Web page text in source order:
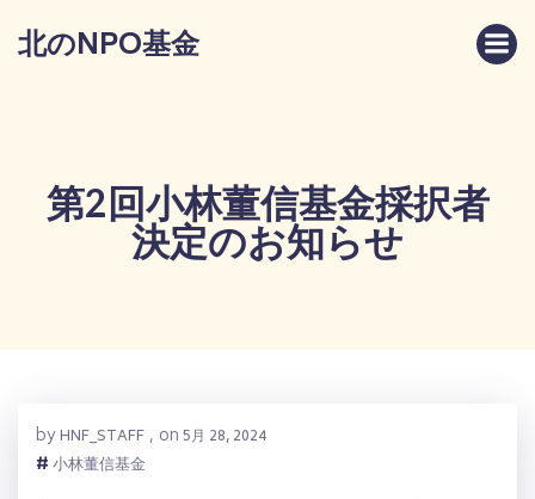
ス
キ
ッ
プ
北のNPO基金
第2回小林董信基金採択者
決定のお知らせ
byHNF_STAFF , on5月 28, 2024
#小林董信基金